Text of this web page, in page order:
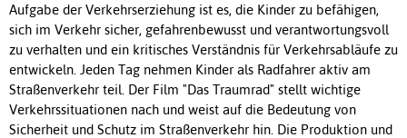
Aufgabe der Verkehrserziehung ist es, die Kinder zu befähigen,
sich im Verkehr sicher, gefahrenbewusst und verantwortungsvoll
zu verhalten und ein kritisches Verständnis für Verkehrsabläufe zu
entwickeln. Jeden Tag nehmen Kinder als Radfahrer aktiv am
Straßenverkehr teil. Der Film "Das Traumrad" stellt wichtige
Verkehrssituationen nach und weist auf die Bedeutung von
Sicherheit und Schutz im Straßenverkehr hin. Die Produktion und